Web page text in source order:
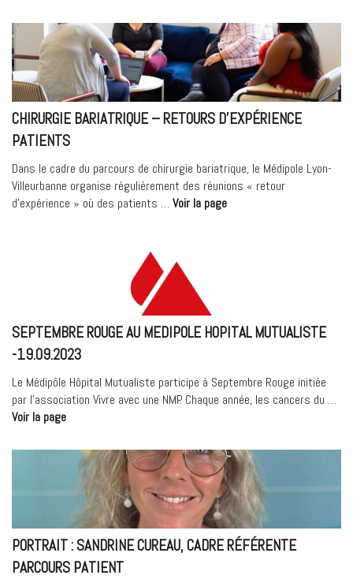
blessures »
de
chirurgie
bariatrique »
CHIRURGIE BARIATRIQUE – RETOURS D’EXPÉRIENCE
PATIENTS
Dans le cadre du parcours de chirurgie bariatrique, le Médipole Lyon-
Villeurbanne organise régulièrement des réunions « retour
d’expérience » où des patients … Voir la page« Chirurgie
SEPTEMBRE ROUGE AU MEDIPOLE HOPITAL MUTUALISTE
-19.09.2023
Le Médipôle Hôpital Mutualiste participe à Septembre Rouge initiée
par l’association Vivre avec une NMP. Chaque année, les cancers du …
Voir la page« SEPTEMBRE
AU
MEDIPOLE
HOPITAL
MUTUALISTE
-19.09.2023 »
PORTRAIT : SANDRINE CUREAU, CADRE RÉFÉRENTE
PARCOURS PATIENT